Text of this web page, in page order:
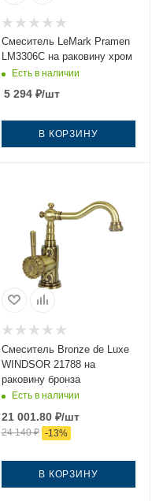
Смеситель LeMark Pramen
LM3306C на раковину хром
Есть в наличии
5 294₽/шт
В КОРЗИНУ
Смеситель Bronze de Luxe
WINDSOR 21788 на
раковину бронза
Есть в наличии
21 001.80₽/шт
24 140₽ -13%
В КОРЗИНУ